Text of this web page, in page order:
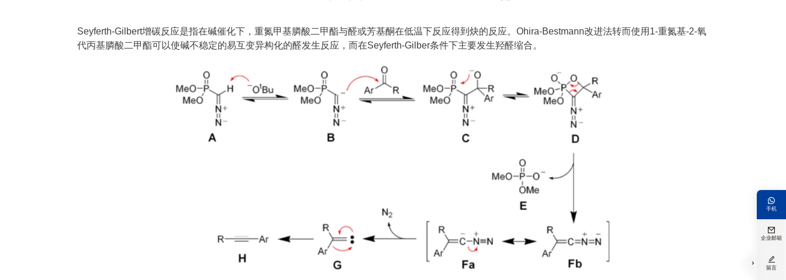
Seyferth-Gilbert增碳反应是指在碱催化下，重氮甲基膦酸二甲酯与醛或芳基酮在低温下反应得到炔的反应。Ohira-Bestmann改进法转而使用1-重氮基-2-氧
代丙基膦酸二甲酯可以使碱不稳定的易互变异构化的醛发生反应，而在Seyferth-Gilber条件下主要发生羟醛缩合。

手机

企业邮箱

留言
